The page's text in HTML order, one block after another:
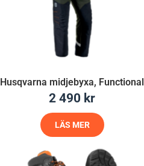
Husqvarna midjebyxa, Functional
2 490 kr
LÄS MER